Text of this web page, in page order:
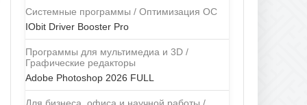
Системные программы / Оптимизация ОС
IObit Driver Booster Pro
Программы для мультимедиа и 3D /
Графические редакторы
Adobe Photoshop 2026 FULL